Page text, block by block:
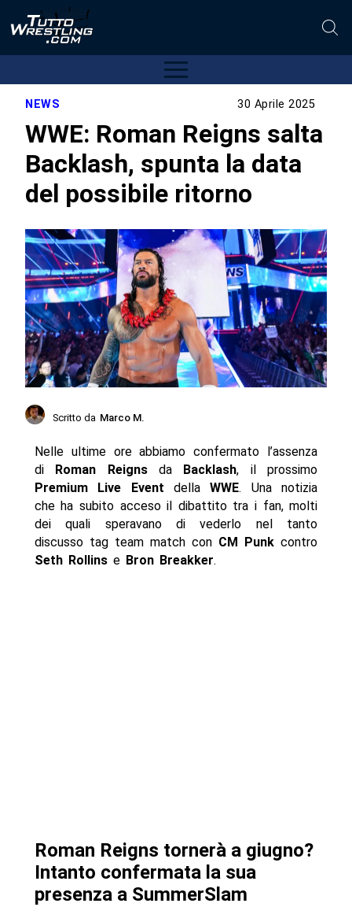
NEWS 30 Aprile 2025
WWE: Roman Reigns salta
Backlash, spunta la data
del possibile ritorno
Scritto da Marco M.
Nelle ultime ore abbiamo confermato l’assenza
di
Roman Reignsda Backlash, il prossimo
Premium Live Event dellaWWE. Una notizia
che ha subito acceso il dibattito tra i fan, molti
dei quali speravano di vederlo nel tanto
discusso tag team match con CM Punk contro
Seth Rollinse Bron Breakker.
Roman Reigns tornerà a giugno?
Intanto confermata la sua
presenza a SummerSlam